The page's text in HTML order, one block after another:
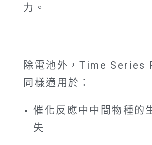
力。
除電池外，Time Series
同樣適用於：
催化反應中中間物種的
失